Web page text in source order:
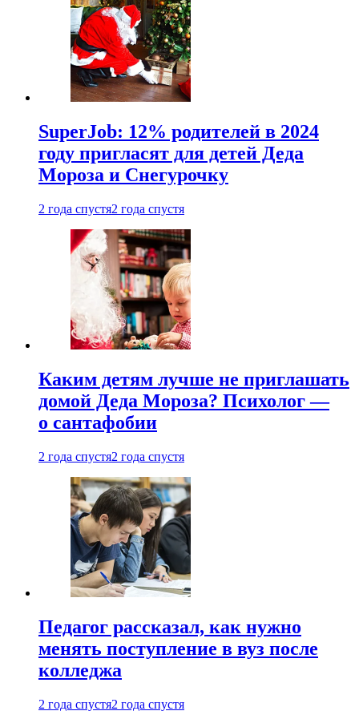
SuperJob: 12% родителей в 2024
году пригласят для детей Деда
Мороза и Снегурочку
2 года спустя2 года спустя
Каким детям лучше не приглашать
домой Деда Мороза? Психолог —
о сантафобии
2 года спустя2 года спустя
Педагог рассказал, как нужно
менять поступление в вуз после
колледжа
2 года спустя2 года спустя